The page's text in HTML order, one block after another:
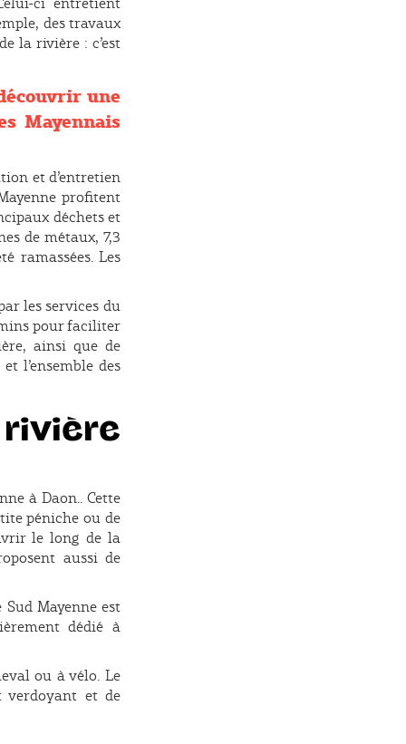
des travaux
la rivière : c’est
une
Mayennais
et d’entretien
profitent
déchets et
de métaux, 7,3
ramassées. Les
les services du
pour faciliter
ainsi que de
l’ensemble des
rivière
à Daon.. Cette
péniche ou de
le long de la
aussi de
Mayenne est
dédié à
ou à vélo. Le
verdoyant et de